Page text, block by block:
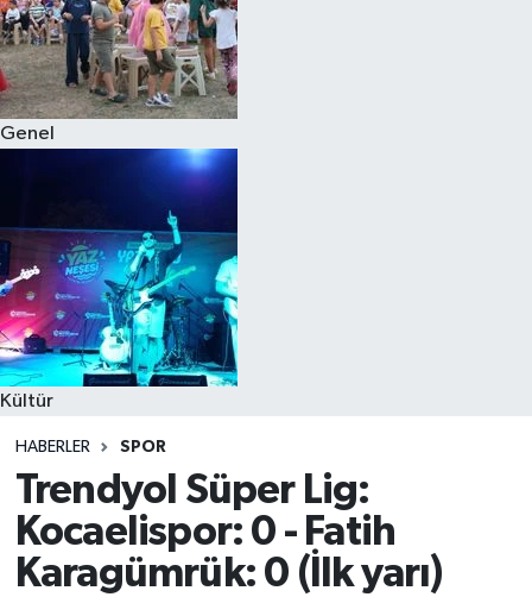
Genel
Kültür
HABERLER SPOR
Trendyol Süper Lig:
Kocaelispor: 0 - Fatih
Karagümrük: 0 (İlk yarı)